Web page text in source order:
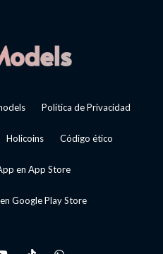
Política de Privacidad
Holicoins Código ético
en App Store
Google Play Store